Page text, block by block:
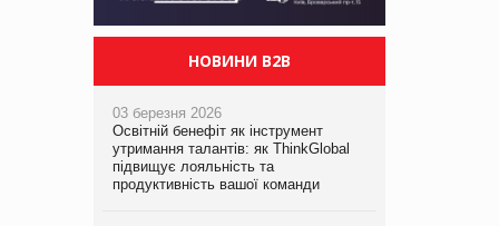
НОВИНИ B2B
03 березня 2026
Освітній бенефіт як інструмент
утримання талантів: як ThinkGlobal
підвищує лояльність та
продуктивність вашої команди